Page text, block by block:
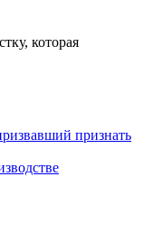
которая
признать